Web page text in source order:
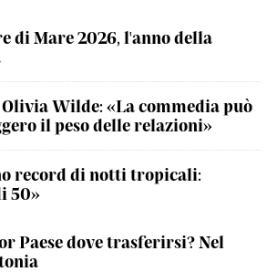
di Mare 2026, l'anno della
Olivia Wilde: «La commedia può
il peso delle relazioni»
record di notti tropicali:
50»
Paese dove trasferirsi? Nel